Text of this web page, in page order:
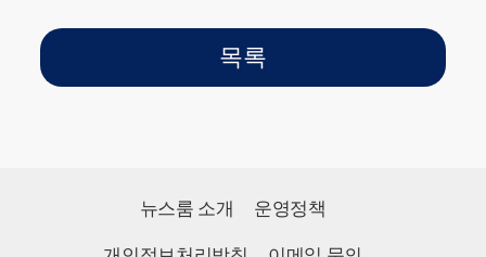
레시피
목록
뉴스룸 소개 운영정책